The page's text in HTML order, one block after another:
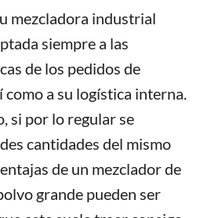
mezcladora industrial
siempre a las
de los pedidos de
como a su logística interna.
si por lo regular se
cantidades del mismo
de un mezclador de
grande pueden ser